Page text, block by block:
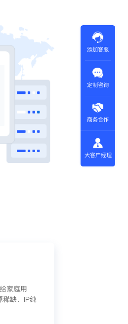
家庭用
缺、IP纯
添加客服
定制咨询
商务合作
大客户经理